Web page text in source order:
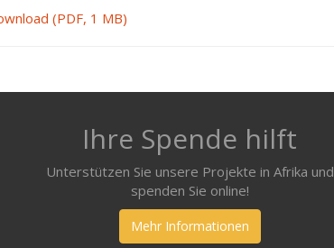
(PDF, 1 MB)
Ihre Spende hilft
Unterstützen Sie unsere Projekte in Afrika und
spenden Sie online!
Mehr Informationen